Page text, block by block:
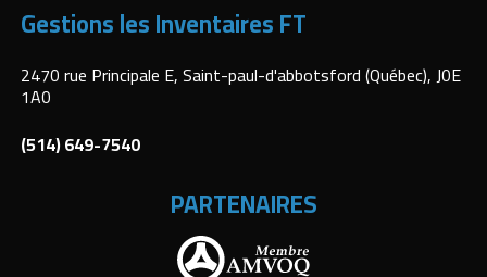
Gestions les Inventaires FT
2470 rue Principale E, Saint-paul-d'abbotsford (Québec), J0E
1A0
(514) 649-7540
PARTENAIRES